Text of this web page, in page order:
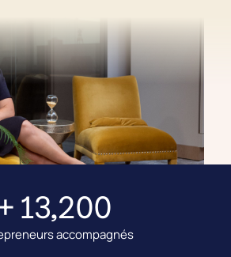
13,200
accompagnés